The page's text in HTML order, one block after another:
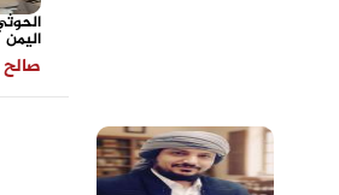
اليمن